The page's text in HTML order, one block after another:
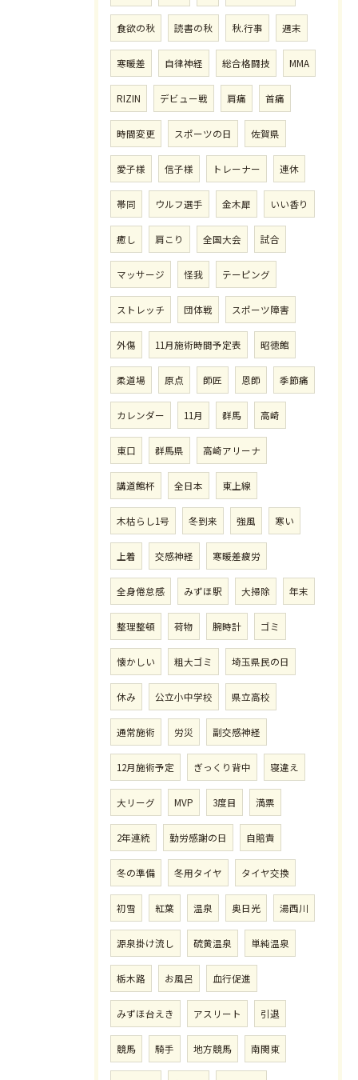
食欲の秋 読書の秋 秋.行事 週末
寒暖差 自律神経 総合格闘技 MMA
RIZIN デビュー戦 肩痛 首痛
時間変更 スポーツの日 佐賀県
愛子様 信子様 トレーナー 連休
帯同 ウルフ選手 金木犀 いい香り
癒し 肩こり 全国大会 試合
マッサージ 怪我 テーピング
ストレッチ 団体戦 スポーツ障害
外傷 11月施術時間予定表 昭徳館
柔道場 原点 師匠 恩師 季節痛
カレンダー 11月 群馬 高崎
東口 群馬県 高崎アリーナ
講道館杯 全日本 東上線
木枯らし1号 冬到来 強風 寒い
上着 交感神経 寒暖差疲労
全身倦怠感 みずほ駅 大掃除 年末
整理整頓 荷物 腕時計 ゴミ
懐かしい 粗大ゴミ 埼玉県民の日
休み 公立小中学校 県立高校
通常施術 労災 副交感神経
12月施術予定 ぎっくり背中 寝違え
大リーグ MVP 3度目 満票
2年連続 勤労感謝の日 自賠責
冬の準備 冬用タイヤ タイヤ交換
初雪 紅葉 温泉 奥日光 湯西川
源泉掛け流し 硫黄温泉 単純温泉
栃木路 お風呂 血行促進
みずほ台えき アスリート 引退
競馬 騎手 地方競馬 南関東